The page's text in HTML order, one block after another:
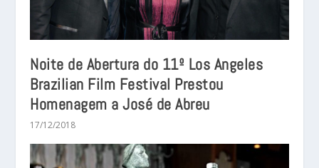
Noite de Abertura do 11º Los Angeles
Brazilian Film Festival Prestou
Homenagem a José de Abreu
17/12/2018